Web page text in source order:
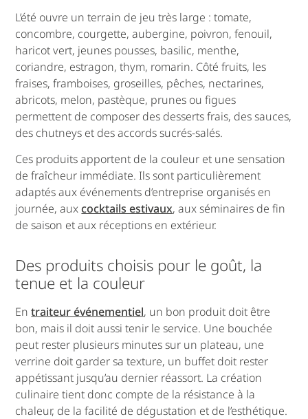
L’été ouvre un terrain de jeu très large : tomate,
concombre, courgette, aubergine, poivron, fenouil,
haricot vert, jeunes pousses, basilic, menthe,
coriandre, estragon, thym, romarin. Côté fruits, les
fraises, framboises, groseilles, pêches, nectarines,
abricots, melon, pastèque, prunes ou figues
permettent de composer des desserts frais, des sauces,
des chutneys et des accords sucrés-salés.
Ces produits apportent de la couleur et une sensation
de fraîcheur immédiate. Ils sont particulièrement
adaptés aux événements d’entreprise organisés en
journée, auxcocktails estivaux, aux séminaires de fin
de saison et aux réceptions en extérieur.
Des produits choisis pour le goût, la
tenue et la couleur
Entraiteur événementiel, un bon produit doit être
bon, mais il doit aussi tenir le service. Une bouchée
peut rester plusieurs minutes sur un plateau, une
verrine doit garder sa texture, un buffet doit rester
appétissant jusqu’au dernier réassort. La création
culinaire tient donc compte de la résistance à la
chaleur, de la facilité de dégustation et de l’esthétique.